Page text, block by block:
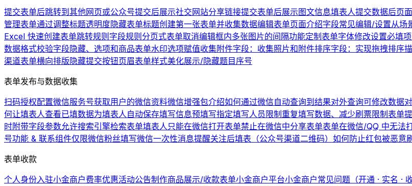
提交表单后跳转到其他网页或公众号提交后展示社交网站分享链接提交表单后展示图文信息填表人提交数据后页
管理表单通过调整标题透明度隐藏表单标题创建第一张表单并收集数据编辑表单页面介绍字段常见编辑/设置从场
Excel 快速创建表单跳转规则 字段规则 分页式表单取消编辑框内多张图片的间隔功能定制 表单字体修改设置必填项
数据格式校验字段隐藏、选项和商品表单水印选项赋值收集附件字段：收集照片和附件排序字段：实现拖拽排序
渠道表单横向排版隐藏提交按钮页眉表单样式美化展示/隐藏题目序号
表单发布与数据收集
扫码授权配置微信服务号获取用户的微信资料微信增强包介绍如何通过微信自动查询到结果对外查询可修改数据
何让填表人查看已填数据为填表人自动保存填写信息预填写指定填写人员 限制重复填写数据、减少刷票限制表单
时附带字段参数允许搜索引擎检索表单填表人只能在微信打开表单禁止在微信中分享表单表单在微信/QQ 中无法
号功能 & 联系组件仅限微信粉丝填写微信一次性消息提醒关注后填表（公众号渠道二维码） 如何防止红包被恶意
表单收款
个人身份入驻小金商户费率优惠活动公告制作商品展示/收款表单小金商户平台小金商户常见问题（开通 · 实名 · 收